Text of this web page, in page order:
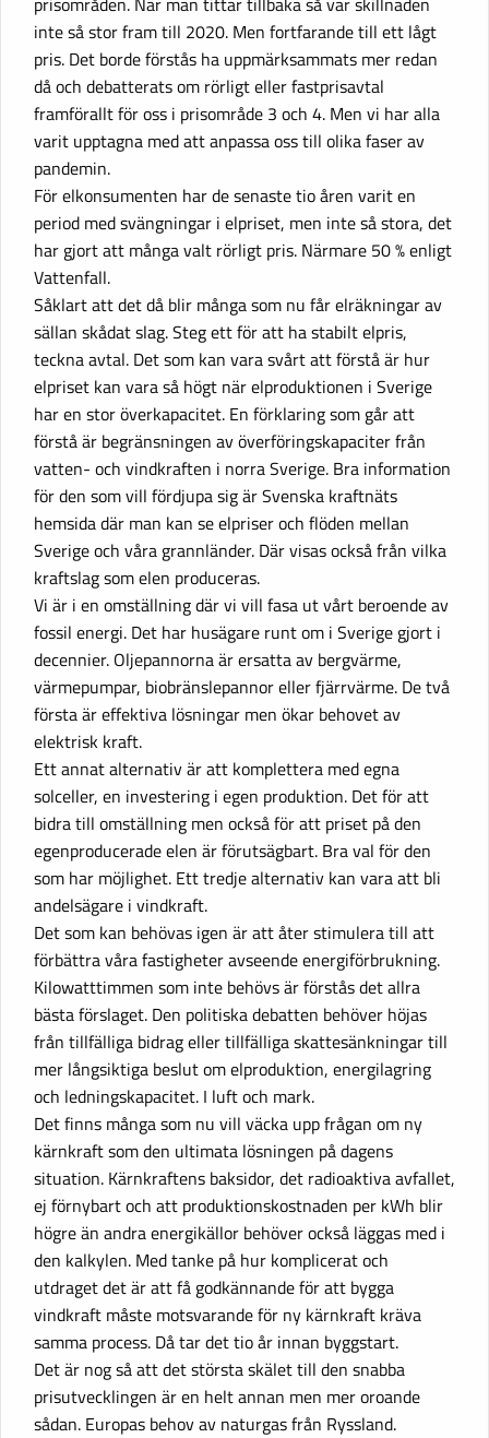
inte så stor fram till 2020. Men fortfarande till ett lågt
pris. Det borde förstås ha uppmärksammats mer redan
då och debatterats om rörligt eller fastprisavtal
framförallt för oss i prisområde 3 och 4. Men vi har alla
varit upptagna med att anpassa oss till olika faser av
pandemin.
För elkonsumenten har de senaste tio åren varit en
period med svängningar i elpriset, men inte så stora, det
har gjort att många valt rörligt pris. Närmare 50 % enligt
Vattenfall.
Såklart att det då blir många som nu får elräkningar av
sällan skådat slag. Steg ett för att ha stabilt elpris,
teckna avtal. Det som kan vara svårt att förstå är hur
elpriset kan vara så högt när elproduktionen i Sverige
har en stor överkapacitet. En förklaring som går att
förstå är begränsningen av överföringskapaciter från
vatten- och vindkraften i norra Sverige. Bra information
för den som vill fördjupa sig är Svenska kraftnäts
hemsida där man kan se elpriser och flöden mellan
Sverige och våra grannländer. Där visas också från vilka
kraftslag som elen produceras.
Vi är i en omställning där vi vill fasa ut vårt beroende av
fossil energi. Det har husägare runt om i Sverige gjort i
decennier. Oljepannorna är ersatta av bergvärme,
värmepumpar, biobränslepannor eller fjärrvärme. De två
första är effektiva lösningar men ökar behovet av
elektrisk kraft.
Ett annat alternativ är att komplettera med egna
solceller, en investering i egen produktion. Det för att
bidra till omställning men också för att priset på den
egenproducerade elen är förutsägbart. Bra val för den
som har möjlighet. Ett tredje alternativ kan vara att bli
andelsägare i vindkraft.
Det som kan behövas igen är att åter stimulera till att
förbättra våra fastigheter avseende energiförbrukning.
Kilowatttimmen som inte behövs är förstås det allra
bästa förslaget. Den politiska debatten behöver höjas
från tillfälliga bidrag eller tillfälliga skattesänkningar till
mer långsiktiga beslut om elproduktion, energilagring
och ledningskapacitet. I luft och mark.
Det finns många som nu vill väcka upp frågan om ny
kärnkraft som den ultimata lösningen på dagens
situation. Kärnkraftens baksidor, det radioaktiva avfallet,
ej förnybart och att produktionskostnaden per kWh blir
högre än andra energikällor behöver också läggas med i
den kalkylen. Med tanke på hur komplicerat och
utdraget det är att få godkännande för att bygga
vindkraft måste motsvarande för ny kärnkraft kräva
samma process. Då tar det tio år innan byggstart.
Det är nog så att det största skälet till den snabba
prisutvecklingen är en helt annan men mer oroande
sådan. Europas behov av naturgas från Ryssland.